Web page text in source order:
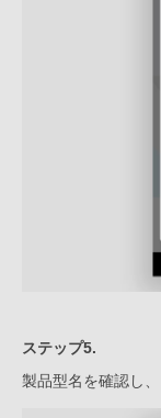
ステップ5.
製品型名を確認し